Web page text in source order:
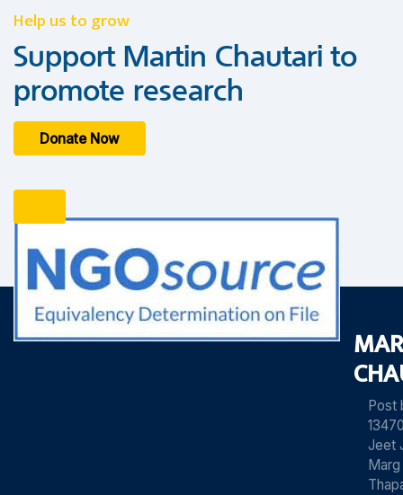
Help us to grow
Support Martin Chautari to
promote research
Donate Now
Post
Jeet
Marg